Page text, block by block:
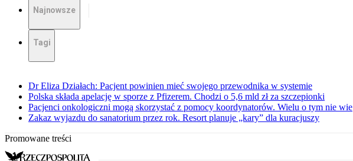
Najnowsze
Tagi
Dr Eliza Działach: Pacjent powinien mieć swojego przewodnika w systemie
Polska składa apelację w sporze z Pfizerem. Chodzi o 5,6 mld zł za szczepionki
Pacjenci onkologiczni mogą skorzystać z pomocy koordynatorów. Wielu o tym nie wie
Zakaz wyjazdu do sanatorium przez rok. Resort planuje „kary” dla kuracjuszy
Promowane treści